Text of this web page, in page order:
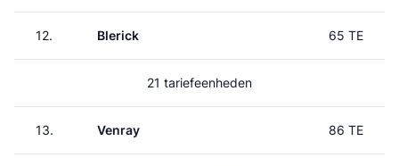
12. Blerick 65 TE
21 tariefeenheden
13. Venray 86 TE